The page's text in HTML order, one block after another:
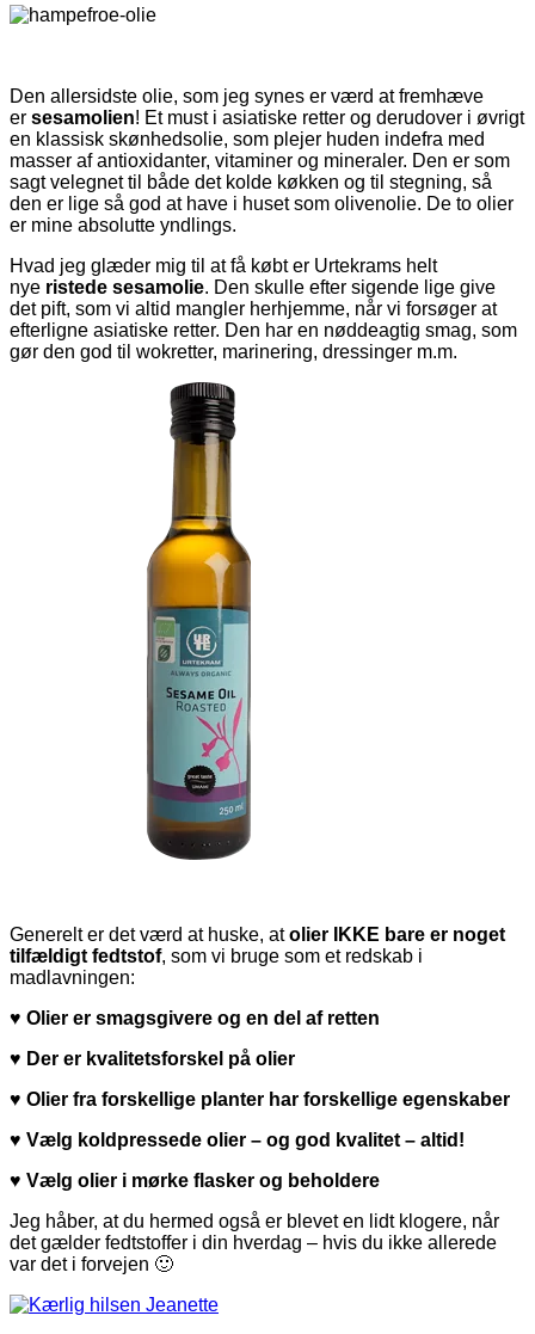
Den allersidste olie, som jeg synes er værd at fremhæve
er sesamolien! Et must i asiatiske retter og derudover i øvrigt
en klassisk skønhedsolie, som plejer huden indefra med
masser af antioxidanter, vitaminer og mineraler. Den er som
sagt velegnet til både det kolde køkken og til stegning, så
den er lige så god at have i huset som olivenolie. De to olier
er mine absolutte yndlings.
Hvad jeg glæder mig til at få købt er Urtekrams helt
nye ristede sesamolie. Den skulle efter sigende lige give
det pift, som vi altid mangler herhjemme, når vi forsøger at
efterligne asiatiske retter. Den har en nøddeagtig smag, som
gør den god til wokretter, marinering, dressinger m.m.
Generelt er det værd at huske, atolier IKKE bare er noget
tilfældigt fedtstof, som vi bruge som et redskab i
madlavningen:
♥ Olier er smagsgivere og en del af retten
♥ Der er kvalitetsforskel på olier
♥ Olier fra forskellige planter har forskellige egenskaber
♥ Vælg koldpressede olier – og god kvalitet – altid!
♥ Vælg olier i mørke flasker og beholdere
Jeg håber, at du hermed også er blevet en lidt klogere, når
det gælder fedtstoffer i din hverdag – hvis du ikke allerede
var det i forvejen 🙂